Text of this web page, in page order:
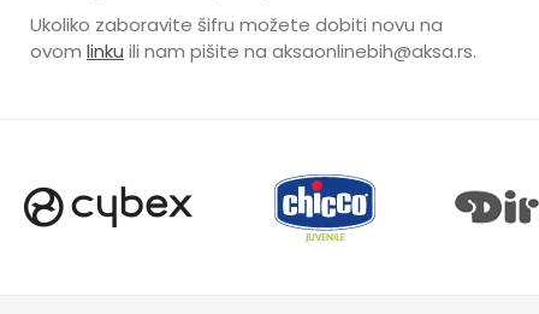
Ukoliko zaboravite šifru možete dobiti novu na
ovom linku ili nam pišite na aksaonlinebih@aksa.rs.